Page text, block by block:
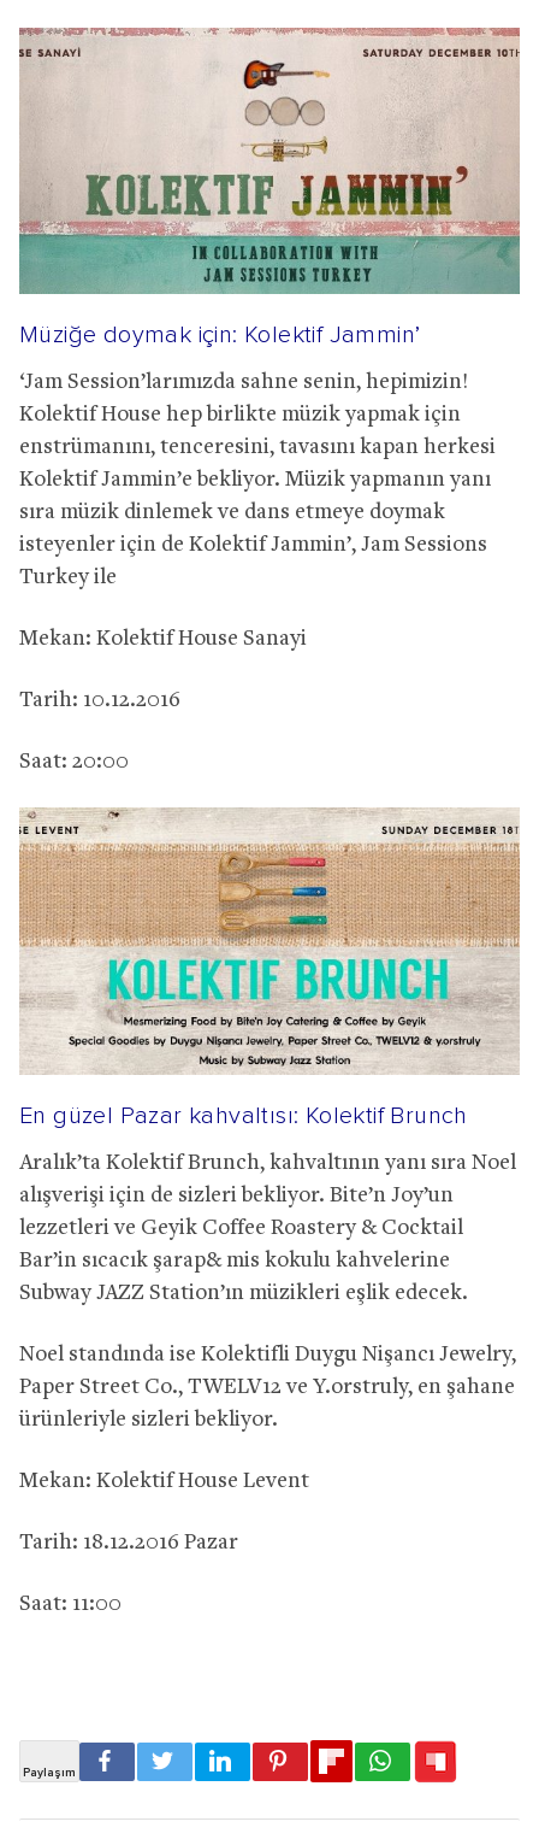
Müziğe doymak için: Kolektif Jammin’
‘Jam Session’larımızda sahne senin, hepimizin!
Kolektif House hep birlikte müzik yapmak için
enstrümanını, tenceresini, tavasını kapan herkesi
Kolektif Jammin’e bekliyor. Müzik yapmanın yanı
sıra müzik dinlemek ve dans etmeye doymak
isteyenler için de Kolektif Jammin’, Jam Sessions
Turkey ile
Mekan: Kolektif House Sanayi
Tarih: 10.12.2016
Saat: 20:00
En güzel Pazar kahvaltısı: Kolektif Brunch
Aralık’ta Kolektif Brunch, kahvaltının yanı sıra Noel
alışverişi için de sizleri bekliyor. Bite’n Joy’un
lezzetleri ve Geyik Coffee Roastery & Cocktail
Bar’in sıcacık şarap& mis kokulu kahvelerine
Subway JAZZ Station’ın müzikleri eşlik edecek.
Noel standında ise Kolektifli Duygu Nişancı Jewelry,
Paper Street Co., TWELV12 ve Y.orstruly, en şahane
ürünleriyle sizleri bekliyor.
Mekan: Kolektif House Levent
Tarih: 18.12.2016 Pazar
Saat: 11:00